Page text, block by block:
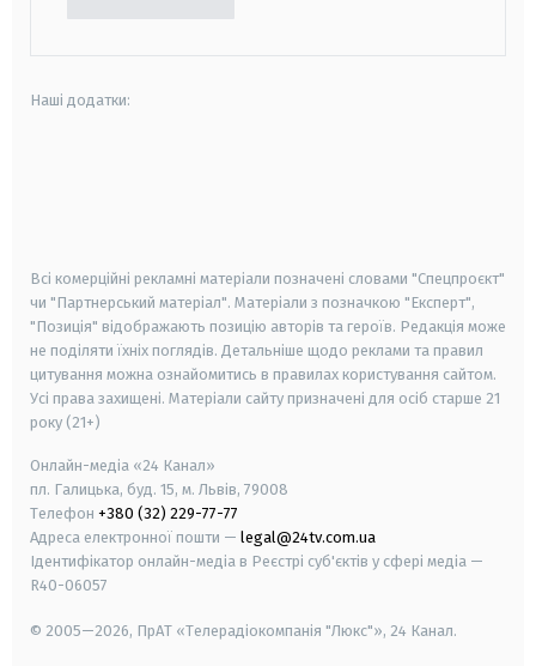
Наші додатки:
Всі комерційні рекламні матеріали позначені словами "Спецпроєкт"
чи "Партнерський матеріал". Матеріали з позначкою "Експерт",
"Позиція" відображають позицію авторів та героїв. Редакція може
не поділяти їхніх поглядів. Детальніше щодо реклами та правил
цитування можна ознайомитись в правилах користування сайтом.
Усі права захищені. Матеріали сайту призначені для осіб старше 21
року (21+)
Онлайн-медіа «24 Канал»
пл. Галицька, буд. 15, м. Львів, 79008
Телефон +380 (32) 229-77-77
Адреса електронної пошти — legal@24tv.com.ua
Ідентифікатор онлайн-медіа в Реєстрі суб'єктів у сфері медіа —
R40-06057
© 2005—2026, ПрАТ «Телерадіокомпанія "Люкс"», 24 Канал.